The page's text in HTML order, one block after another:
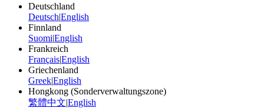
Deutschland
Deutsch|English
Finnland
Suomi|English
Frankreich
Français|English
Griechenland
Greek|English
Hongkong (Sonderverwaltungszone)
繁體中文|English